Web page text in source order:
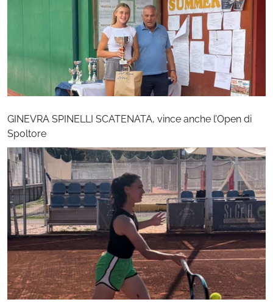
GINEVRA SPINELLI SCATENATA, vince anche l’Open di
Spoltore